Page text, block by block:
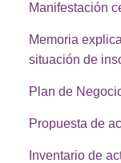
Manifestación
Memoria
situación de
Plan de
Propuesta de
Inventario de